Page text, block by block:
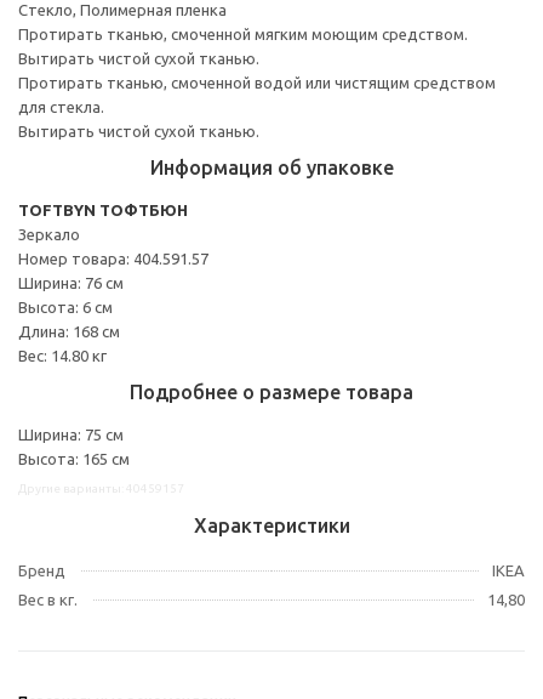
Стекло, Полимерная пленка
Протирать тканью, смоченной мягким моющим средством.
Вытирать чистой сухой тканью.
Протирать тканью, смоченной водой или чистящим средством
для стекла.
Вытирать чистой сухой тканью.
Информация об упаковке
TOFTBYN ТОФТБЮН
Зеркало
Номер товара: 404.591.57
Ширина: 76 см
Высота: 6 см
Длина: 168 см
Вес: 14.80 кг
Подробнее о размере товара
Ширина: 75 см
Высота: 165 см
Характеристики
Бренд
IKEA
Вес в кг.
14,80